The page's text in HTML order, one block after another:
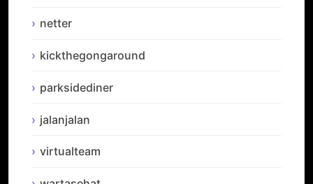
netter
kickthegongaround
parksidediner
jalanjalan
virtualteam